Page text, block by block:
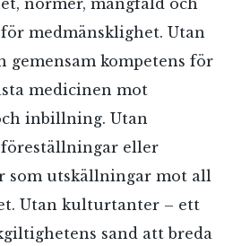
medmänsklighet. Utan
kompetens för
medicinen mot
inbillning. Utan
eller
som utskällningar mot all
Utan kulturtanter – ett
sand att breda